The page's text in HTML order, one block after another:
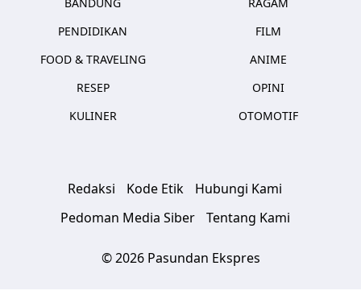
PENDIDIKAN
FOOD & TRAVELING
RESEP
KULINER
FILM
ANIME
OPINI
OTOMOTIF
Redaksi Kode Etik
Hubungi Kami
Pedoman Media Siber
Tentang Kami
© 2026 Pasundan Ekspres